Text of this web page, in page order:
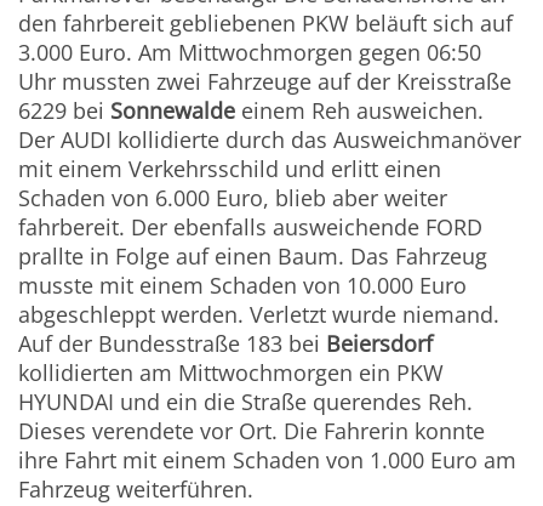
den fahrbereit gebliebenen PKW beläuft sich auf
3.000 Euro. Am Mittwochmorgen gegen 06:50
Uhr mussten zwei Fahrzeuge auf der Kreisstraße
6229 bei Sonnewalde einem Reh ausweichen.
Der AUDI kollidierte durch das Ausweichmanöver
mit einem Verkehrsschild und erlitt einen
Schaden von 6.000 Euro, blieb aber weiter
fahrbereit. Der ebenfalls ausweichende FORD
prallte in Folge auf einen Baum. Das Fahrzeug
musste mit einem Schaden von 10.000 Euro
abgeschleppt werden. Verletzt wurde niemand.
Auf der Bundesstraße 183 bei Beiersdorf
kollidierten am Mittwochmorgen ein PKW
HYUNDAI und ein die Straße querendes Reh.
Dieses verendete vor Ort. Die Fahrerin konnte
ihre Fahrt mit einem Schaden von 1.000 Euro am
Fahrzeug weiterführen.